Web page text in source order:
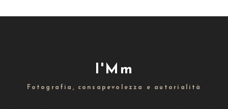
I'Mm
Fotografia, consapevolezza e autorialità